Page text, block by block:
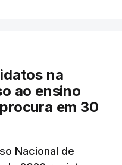
na
ao ensino
em 30
Nacional de